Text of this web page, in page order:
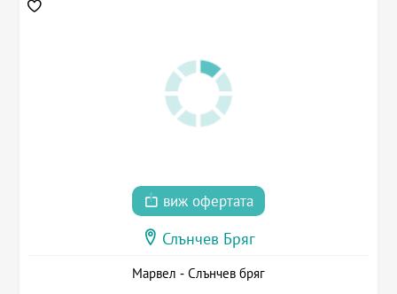
виж офертата
Слънчев Бряг
Марвел - Слънчев бряг